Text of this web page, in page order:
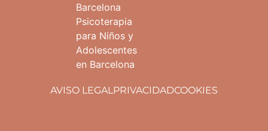
Barcelona
Psicoterapia
para Niños y
Adolescentes
en Barcelona
AVISO LEGAL PRIVACIDADCOOKIES